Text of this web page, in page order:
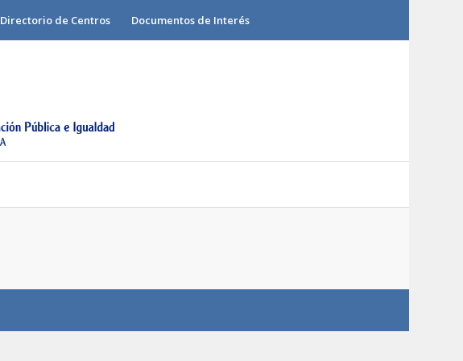
Directorio de Centros Documentos de Interés